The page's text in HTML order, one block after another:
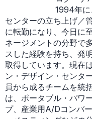
1994年に
センターの立ち上げ／
に転勤になり、今日に
ネージメントの分野で
スした経験を持ち、発
取得しています。現在
ン・デザイン・センタ
員から成るチームを統
は、ポータブル・パワ
プ、産業用A/Dコンバ